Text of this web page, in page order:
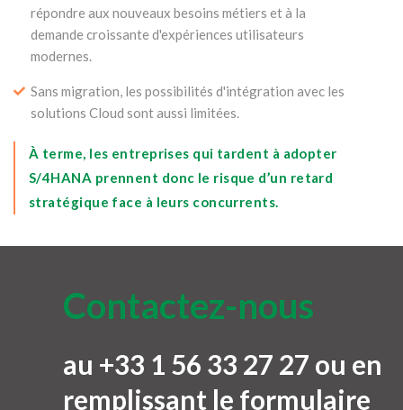
répondre aux nouveaux besoins métiers et à la
demande croissante d'expériences utilisateurs
modernes.
Sans migration, les possibilités d'intégration avec les
solutions Cloud sont aussi limitées.
À terme, les entreprises qui tardent à adopter
S/4HANA prennent donc le risque d’un retard
stratégique face à leurs concurrents.
Contactez-nous
au +33 1 56 33 27 27 ou en
remplissant le formulaire